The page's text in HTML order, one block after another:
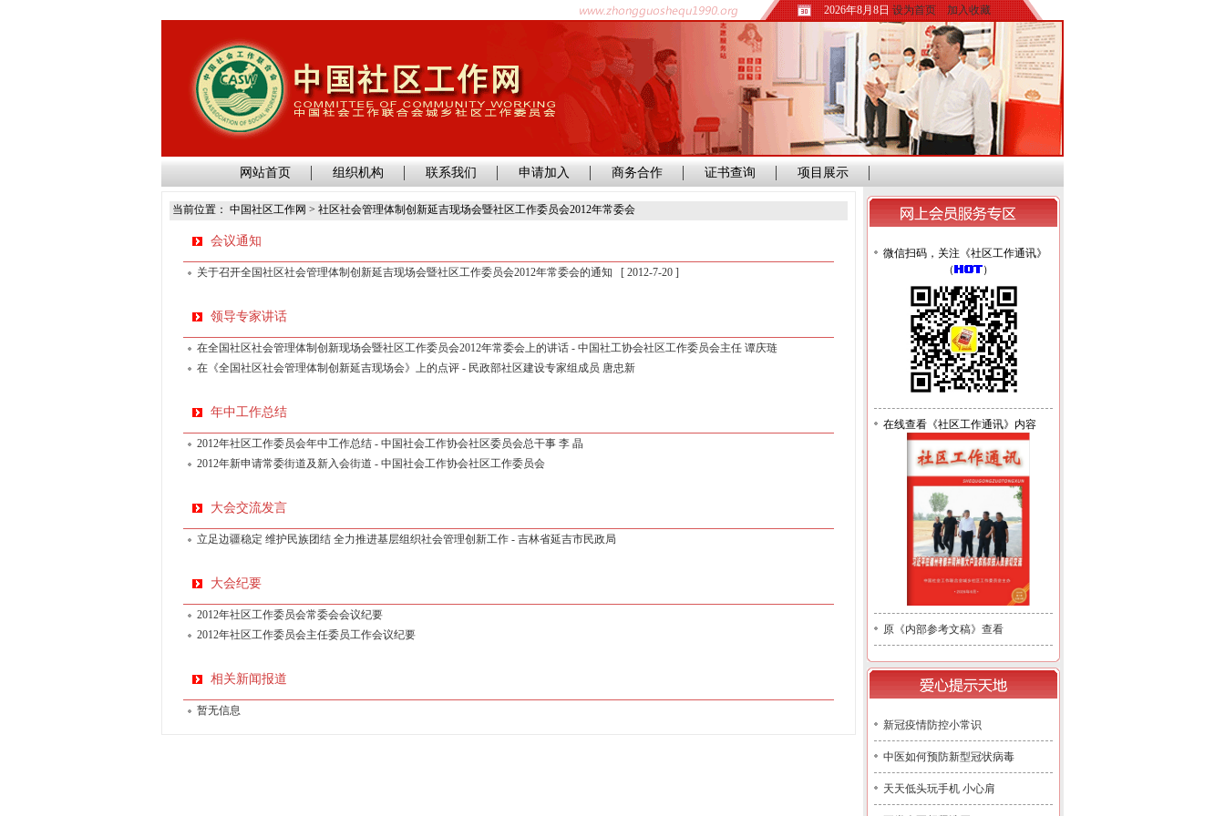
2026年8月8日设为首页 加入收藏
网站首页 组织机构 联系我们 申请加入 商务合作 证书查询 项目展示
微信扫码，关注《社区工作通讯》
（
）
在线查看《社区工作通讯》内容
原《内部参考文稿》查看
新冠疫情防控小常识
中医如何预防新型冠状病毒
天天低头玩手机 小心肩
当前位置： 中国社区工作网 > 社区社会管理体制创新延吉现场会暨社区工作委员会2012年常委会
会议通知
关于召开全国社区社会管理体制创新延吉现场会暨社区工作委员会2012年常委会的通知 [ 2012-7-20 ]
领导专家讲话
在全国社区社会管理体制创新现场会暨社区工作委员会2012年常委会上的讲话 - 中国社工协会社区工作委员会主任 谭庆琏
在《全国社区社会管理体制创新延吉现场会》上的点评 - 民政部社区建设专家组成员 唐忠新
年中工作总结
2012年社区工作委员会年中工作总结 - 中国社会工作协会社区委员会总干事 李 晶
2012年新申请常委街道及新入会街道 - 中国社会工作协会社区工作委员会
大会交流发言
立足边疆稳定 维护民族团结 全力推进基层组织社会管理创新工作 - 吉林省延吉市民政局
大会纪要
2012年社区工作委员会常委会会议纪要
2012年社区工作委员会主任委员工作会议纪要
相关新闻报道
暂无信息